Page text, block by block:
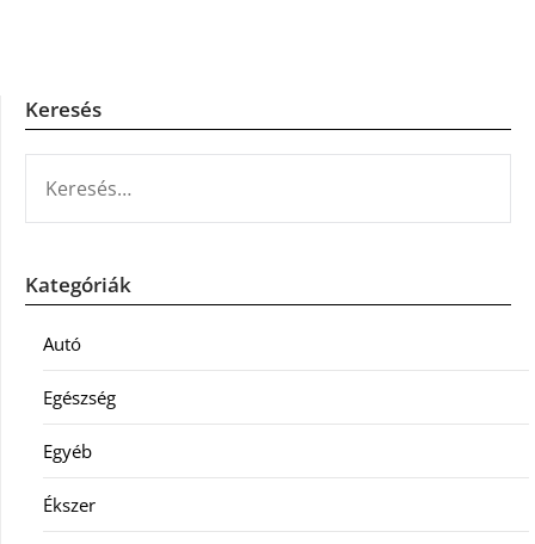
Keresés
Kategóriák
Autó
Egészség
Egyéb
Ékszer